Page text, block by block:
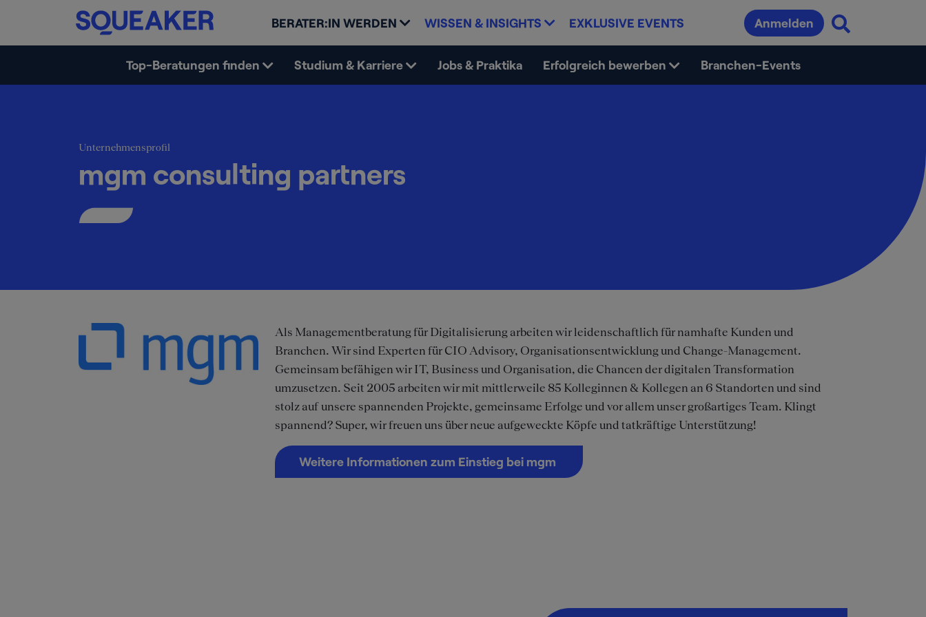
BERATER:IN WERDEN WISSEN & INSIGHTS EXKLUSIVE EVENTS Anmelden
Top-Beratungen finden Studium & Karriere Jobs & Praktika Erfolgreich bewerben Branchen-Events
Unternehmensprofil
mgm consulting partners
Als Managementberatung für Digitalisierung arbeiten wir leidenschaftlich für namhafte Kunden und
Branchen. Wir sind Experten für CIO Advisory, Organisationsentwicklung und Change-Management.
Gemeinsam befähigen wir IT, Business und Organisation, die Chancen der digitalen Transformation
umzusetzen. Seit 2005 arbeiten wir mit mittlerweile 85 Kolleginnen & Kollegen an 6 Standorten und sind
stolz auf unsere spannenden Projekte, gemeinsame Erfolge und vor allem unser großartiges Team. Klingt
spannend? Super, wir freuen uns über neue aufgeweckte Köpfe und tatkräftige Unterstützung!
Weitere Informationen zum Einstieg bei mgm